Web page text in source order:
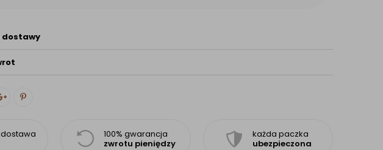
dostawy
100% gwarancja
zwrotu pieniędzy
każda paczka
ubezpieczona